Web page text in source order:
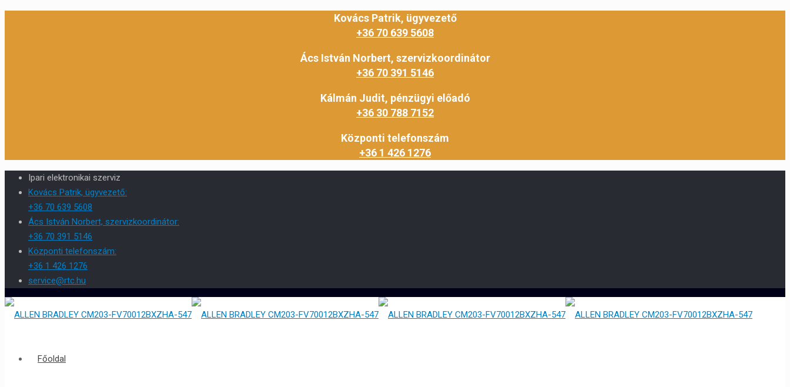
Kovács Patrik, ügyvezető
+36 70 639 5608
Ács István Norbert, szervizkoordinátor
+36 70 391 5146
Kálmán Judit, pénzügyi előadó
+36 30 788 7152
Központi telefonszám
+36 1 426 1276
Ipari elektronikai szerviz
Kovács Patrik, ügyvezető:
+36 70 639 5608
Ács István Norbert, szervizkoordinátor:
+36 70 391 5146
Központi telefonszám:
+36 1 426 1276
service@rtc.hu
Főoldal